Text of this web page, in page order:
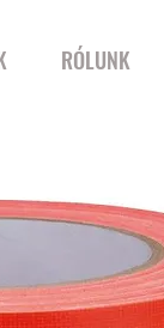
RÓLUNK